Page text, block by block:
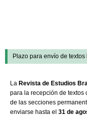
Plazo para envío de
La Revista de Estudios
para la recepción de textos
de las secciones
enviarse hasta el 31 de